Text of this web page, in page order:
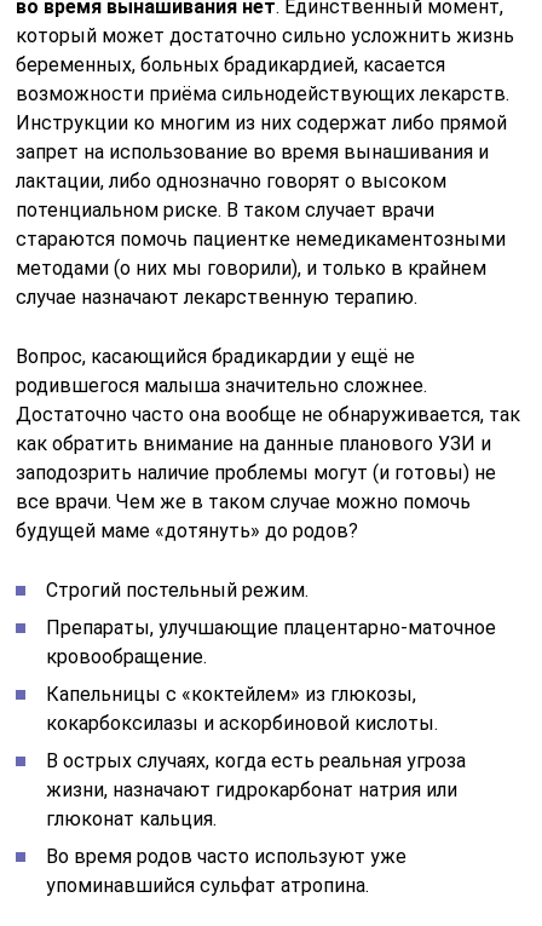
во время вынашивания нет. Единственный момент,
который может достаточно сильно усложнить жизнь
беременных, больных брадикардией, касается
возможности приёма сильнодействующих лекарств.
Инструкции ко многим из них содержат либо прямой
запрет на использование во время вынашивания и
лактации, либо однозначно говорят о высоком
потенциальном риске. В таком случает врачи
стараются помочь пациентке немедикаментозными
методами (о них мы говорили), и только в крайнем
случае назначают лекарственную терапию.
Вопрос, касающийся брадикардии у ещё не
родившегося малыша значительно сложнее.
Достаточно часто она вообще не обнаруживается, так
как обратить внимание на данные планового УЗИ и
заподозрить наличие проблемы могут (и готовы) не
все врачи. Чем же в таком случае можно помочь
будущей маме «дотянуть» до родов?
Строгий постельный режим.
Препараты, улучшающие плацентарно-маточное
кровообращение.
Капельницы с «коктейлем» из глюкозы,
кокарбоксилазы и аскорбиновой кислоты.
В острых случаях, когда есть реальная угроза
жизни, назначают гидрокарбонат натрия или
глюконат кальция.
Во время родов часто используют уже
упоминавшийся сульфат атропина.